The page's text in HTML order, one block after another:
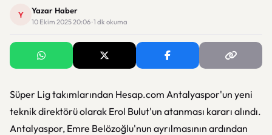
Y Yazar Haber
10 Ekim 2025 20:06 · 1 dk okuma
Süper Lig takımlarından Hesap.com Antalyaspor'un yeni
teknik direktörü olarak Erol Bulut'un atanması kararı alındı.
Antalyaspor, Emre Belözoğlu'nun ayrılmasının ardından